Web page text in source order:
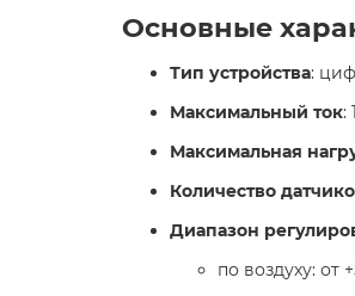
Основные
Тип устройства:
Максимальный ток:
Максимальная
Количество
Диапазон
по воздуху: от